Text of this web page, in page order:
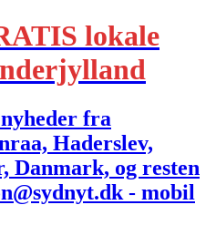
lokale
fra
Haderslev,
Danmark, og resten
- mobil